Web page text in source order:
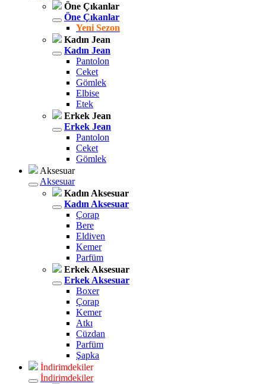
Öne Çıkanlar
Öne Çıkanlar
Yeni Sezon
Kadın Jean
Kadın Jean
Pantolon
Ceket
Gömlek
Elbise
Etek
Erkek Jean
Erkek Jean
Pantolon
Ceket
Gömlek
Aksesuar
Aksesuar
Kadın Aksesuar
Kadın Aksesuar
Çorap
Bere
Eldiven
Kemer
Parfüm
Erkek Aksesuar
Erkek Aksesuar
Boxer
Çorap
Kemer
Atkı
Cüzdan
Parfüm
Şapka
İndirimdekiler
İndirimdekiler